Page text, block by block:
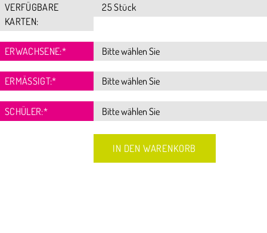
VERFÜGBARE
KARTEN:
25 Stück
ERWACHSENE:*
ERMÄSSIGT:*
SCHÜLER:*